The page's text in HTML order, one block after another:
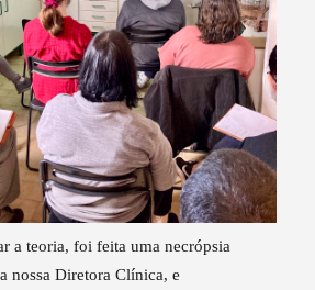
a teoria, foi feita uma necrópsia
nossa Diretora Clínica, e